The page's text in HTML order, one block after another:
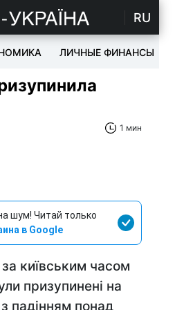
RU
ЛИЧНЫЕ ФИНАНСЫ
1 мин
шум! Читай только
в Google
київським часом
призупинені на
падінням понад